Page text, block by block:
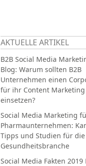
AKTUELLE ARTIKEL
B2B Social Media
Blog: Warum sollten B2B
Unternehmen einen
für ihr Content Marketing
einsetzen?
Social Media Marketing
Pharmaunternehmen:
Tipps und Studien für die
Gesundheitsbranche
Social Media Fakten 2019